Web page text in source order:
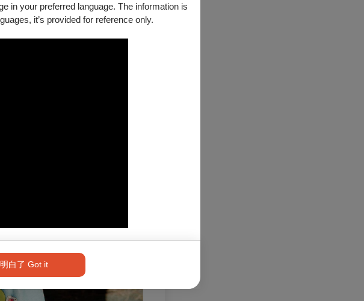
in your preferred language. The information is
it’s provided for reference only.
明白了 Got it